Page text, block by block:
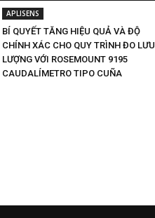
APLISENS
BÍ QUYẾT TĂNG HIỆU QUẢ VÀ ĐỘ
CHÍNH XÁC CHO QUY TRÌNH ĐO LƯU
LƯỢNG VỚI ROSEMOUNT 9195
CAUDALÍMETRO TIPO CUÑA